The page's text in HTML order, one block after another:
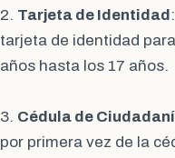
2. Tarjeta de Identidad
tarjeta de identidad
años hasta los 17 años.
3. Cédula de
por primera vez de la